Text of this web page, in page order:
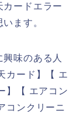
ードエラー
ます。
味のある人
カード】【 エ
】【 エアコン
コンクリーニ